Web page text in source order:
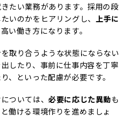
たい業務があります。採用の段
いのかをヒアリングし、
上手に
い働き方になります。
取り合うような状態にならない
したり、事前に仕事内容を丁寧
、といった配慮が必要です。
ついては、必要に応じた異動も
働ける環境作りを進めましょ